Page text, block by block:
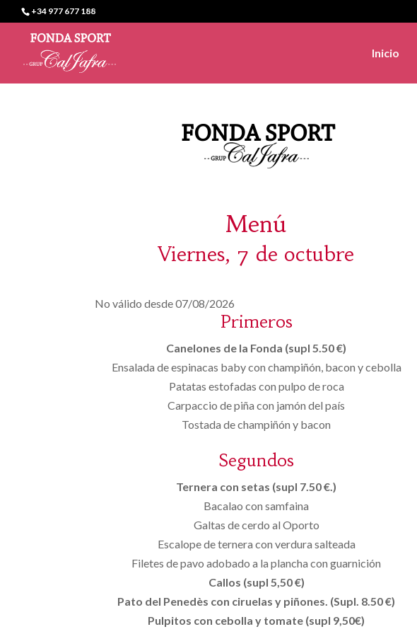
+34 977 677 188
Inicio
Menú
Viernes, 7 de octubre
No válido desde 07/08/2026
Primeros
Canelones de la Fonda (supl 5.50 €)
Ensalada de espinacas baby con champiñón, bacon y cebolla
Patatas estofadas con pulpo de roca
Carpaccio de piña con jamón del país
Tostada de champiñón y bacon
Segundos
Ternera con setas (supl 7.50 €.)
Bacalao con samfaina
Galtas de cerdo al Oporto
Escalope de ternera con verdura salteada
Filetes de pavo adobado a la plancha con guarnición
Callos (supl 5,50 €)
Pato del Penedès con ciruelas y piñones. (Supl. 8.50 €)
Pulpitos con cebolla y tomate (supl 9,50€)